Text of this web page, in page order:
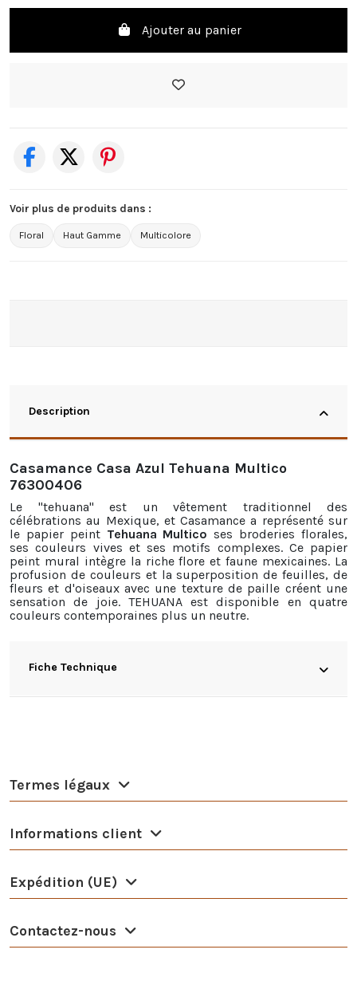
Ajouter au panier
Voir plus de produits dans :
Floral Haut Gamme Multicolore
Description
Casamance Casa Azul Tehuana Multico
76300406
Le "tehuana" est un vêtement traditionnel des
célébrations au Mexique, et Casamance a représenté sur
le papier peint Tehuana Multico ses broderies florales,
ses couleurs vives et ses motifs complexes. Ce papier
peint mural intègre la riche flore et faune mexicaines. La
profusion de couleurs et la superposition de feuilles, de
fleurs et d'oiseaux avec une texture de paille créent une
sensation de joie. TEHUANA est disponible en quatre
couleurs contemporaines plus un neutre.
Fiche Technique
Termes légaux
Informations client
Expédition (UE)
Contactez-nous